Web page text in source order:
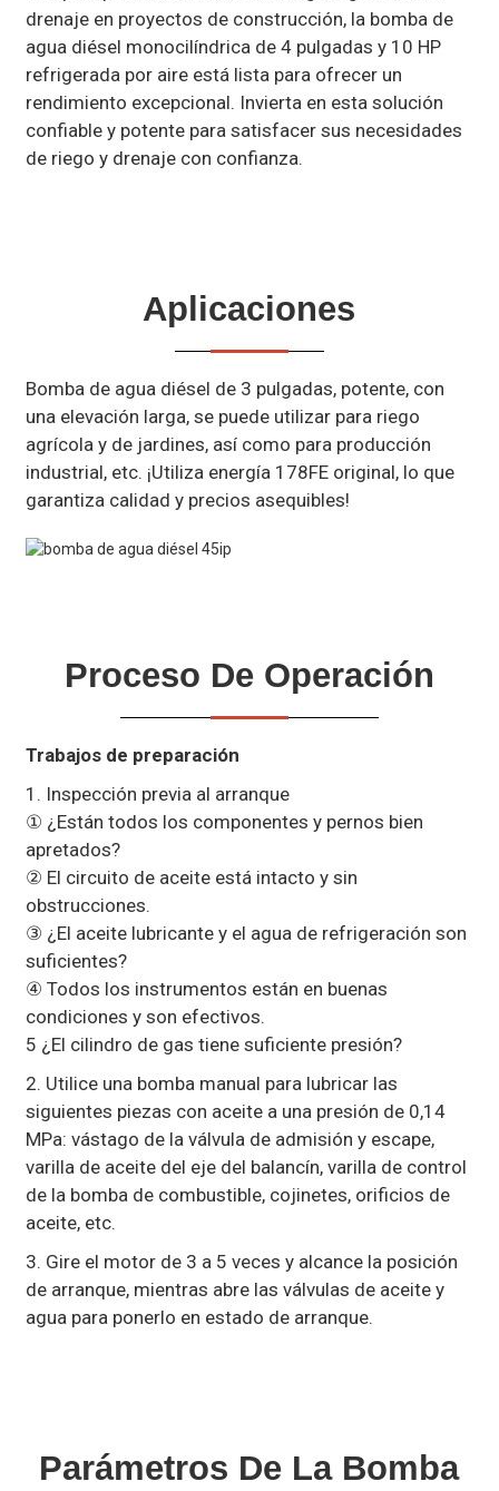
drenaje en proyectos de construcción, la bomba de
agua diésel monocilíndrica de 4 pulgadas y 10 HP
refrigerada por aire está lista para ofrecer un
rendimiento excepcional. Invierta en esta solución
confiable y potente para satisfacer sus necesidades
de riego y drenaje con confianza.
Aplicaciones
Bomba de agua diésel de 3 pulgadas, potente, con
una elevación larga, se puede utilizar para riego
agrícola y de jardines, así como para producción
industrial, etc. ¡Utiliza energía 178FE original, lo que
garantiza calidad y precios asequibles!
Proceso De Operación
Trabajos de preparación
1. Inspección previa al arranque
① ¿Están todos los componentes y pernos bien
apretados?
② El circuito de aceite está intacto y sin
obstrucciones.
③ ¿El aceite lubricante y el agua de refrigeración son
suficientes?
④ Todos los instrumentos están en buenas
condiciones y son efectivos.
5 ¿El cilindro de gas tiene suficiente presión?
2. Utilice una bomba manual para lubricar las
siguientes piezas con aceite a una presión de 0,14
MPa: vástago de la válvula de admisión y escape,
varilla de aceite del eje del balancín, varilla de control
de la bomba de combustible, cojinetes, orificios de
aceite, etc.
3. Gire el motor de 3 a 5 veces y alcance la posición
de arranque, mientras abre las válvulas de aceite y
agua para ponerlo en estado de arranque.
Parámetros De La Bomba